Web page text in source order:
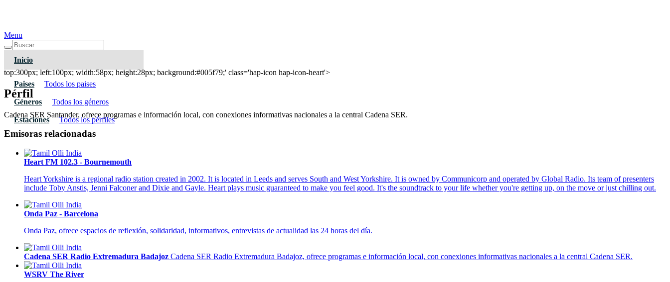
Menu
Inicio
Paises Todos los paises
Géneros Todos los géneros
Estaciones Todos los pérfiles
Cadena SER Santander
top:300px; left:100px; width:58px; height:28px; background:#005f79;' class='hap-icon hap-icon-heart'>
Pérfil
Cadena SER Santander, ofrece programas e información local, con conexiones informativas nacionales a la central Cadena SER.
Emisoras relacionadas
Heart FM 102.3 - Bournemouth
Heart Yorkshire is a regional radio station created in 2002. It is located in Leeds and serves South and West Yorkshire. It is owned by Communicorp and operated by Global Radio. Its team of presenters
include Toby Anstis, Jenni Falconer and Dixie and Gayle. Heart plays music guaranteed to make you feel good. It's the soundtrack to your life whether you're getting up, on the move or just chilling out.
Onda Paz - Barcelona
Onda Paz, ofrece espacios de reflexión, solidaridad, informativos, entrevistas de actualidad las 24 horas del día.
Cadena SER Radio Extremadura Badajoz Cadena SER Radio Extremadura Badajoz, ofrece programas e información local, con conexiones informativas nacionales a la central Cadena SER.
WSRV The River